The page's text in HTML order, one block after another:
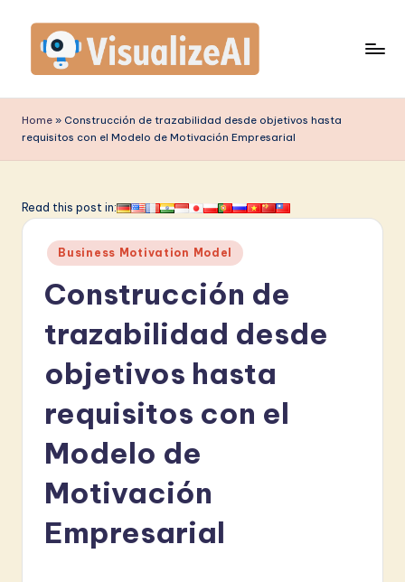
contenido
is
u
li
A
ni
Home » Construcción de trazabilidad desde objetivos hasta
requisitos con el Modelo de Motivación Empresarial
Read this post in:
Publicado
en
Business Motivation Model
Construcción de
trazabilidad desde
objetivos hasta
requisitos con el
Modelo de
Motivación
Empresarial